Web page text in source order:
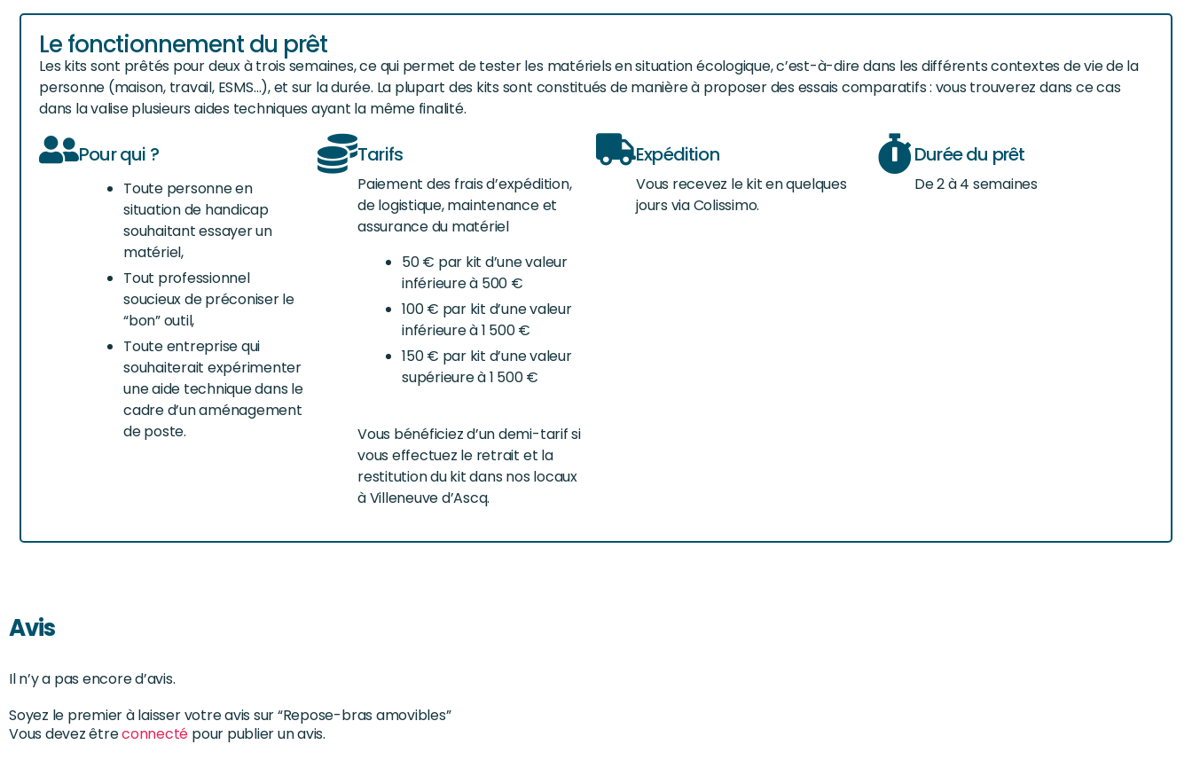
Le fonctionnement du prêt
Les kits sont prêtés pour deux à trois semaines, ce qui permet de tester les matériels en situation écologique, c’est-à-dire dans les différents contextes de vie de la
personne (maison, travail, ESMS…), et sur la durée. La plupart des kits sont constitués de manière à proposer des essais comparatifs : vous trouverez dans ce cas
dans la valise plusieurs aides techniques ayant la même finalité.
Pour qui ?
Toute personne en
situation de handicap
souhaitant essayer un
matériel,
Tout professionnel
soucieux de préconiser le
“bon” outil,
Toute entreprise qui
souhaiterait expérimenter
une aide technique dans le
cadre d’un aménagement
de poste.
Tarifs
Paiement des frais d’expédition,
de logistique, maintenance et
assurance du matériel
50 € par kit d’une valeur
inférieure à 500 €
100 € par kit d’une valeur
inférieure à 1 500 €
150 € par kit d’une valeur
supérieure à 1 500 €
Vous bénéficiez d’un demi-tarif si
vous effectuez le retrait et la
restitution du kit dans nos locaux
à Villeneuve d’Ascq.
Expédition
Vous recevez le kit en quelques
jours via Colissimo.
Durée du prêt
De 2 à 4 semaines
Avis
Il n’y a pas encore d’avis.
Soyez le premier à laisser votre avis sur “Repose-bras amovibles”
Vous devez êtreconnecté pour publier un avis.